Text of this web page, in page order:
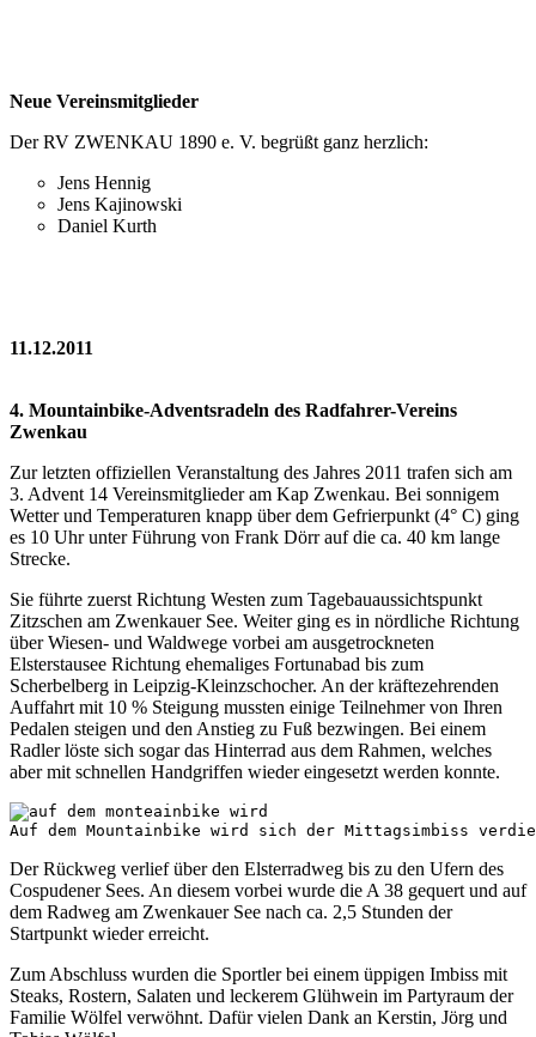
Neue Vereinsmitglieder
Der RV ZWENKAU 1890 e. V. begrüßt ganz herzlich:
Jens Hennig
Jens Kajinowski
Daniel Kurth
11.12.2011
4. Mountainbike-Adventsradeln des Radfahrer-Vereins
Zwenkau
Zur letzten offiziellen Veranstaltung des Jahres 2011 trafen sich am
3. Advent 14 Vereinsmitglieder am Kap Zwenkau. Bei sonnigem
Wetter und Temperaturen knapp über dem Gefrierpunkt (4° C) ging
es 10 Uhr unter Führung von Frank Dörr auf die ca. 40 km lange
Strecke.
Sie führte zuerst Richtung Westen zum Tagebauaussichtspunkt
Zitzschen am Zwenkauer See. Weiter ging es in nördliche Richtung
über Wiesen- und Waldwege vorbei am ausgetrockneten
Elsterstausee Richtung ehemaliges Fortunabad bis zum
Scherbelberg in Leipzig-Kleinzschocher. An der kräftezehrenden
Auffahrt mit 10 % Steigung mussten einige Teilnehmer von Ihren
Pedalen steigen und den Anstieg zu Fuß bezwingen. Bei einem
Radler löste sich sogar das Hinterrad aus dem Rahmen, welches
aber mit schnellen Handgriffen wieder eingesetzt werden konnte.
Auf dem Mountainbike wird sich der Mittagsimbiss
Der Rückweg verlief über den Elsterradweg bis zu den Ufern des
Cospudener Sees. An diesem vorbei wurde die A 38 gequert und auf
dem Radweg am Zwenkauer See nach ca. 2,5 Stunden der
Startpunkt wieder erreicht.
Zum Abschluss wurden die Sportler bei einem üppigen Imbiss mit
Steaks, Rostern, Salaten und leckerem Glühwein im Partyraum der
Familie Wölfel verwöhnt. Dafür vielen Dank an Kerstin, Jörg und